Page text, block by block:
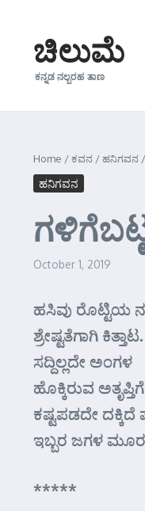
ಚಿಲುಮೆ
ಕನ್ನಡ ನಲ್ಬರಹ ತಾಣ
Home /ಕವನ /ಹನಿಗವನ /
ಹನಿಗವನ
October 1, 2019
ಹಸಿವು ರೊಟ್ಟಿಯ
ಶ್ರೇಷ್ಟತೆಗಾಗಿ ಕಿತ್ತಾಟ.
ಸದ್ದಿಲ್ಲದೇ ಅಂಗಳ
ಹೊಕ್ಕಿರುವ ಅತೃಪ್ತಿಗೆ
ಕಷ್ಟಪಡದೇ ದಕ್ಕಿದೆ
ಇಬ್ಬರ ಜಗಳ
*****